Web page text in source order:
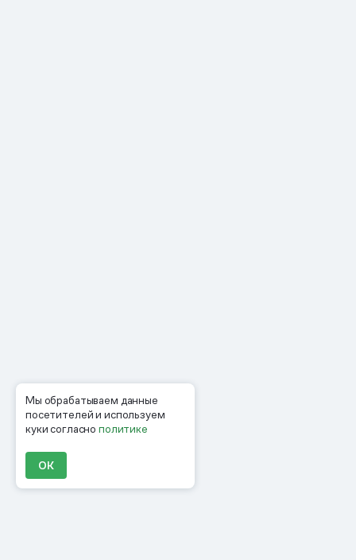
Мы обрабатываем данные
посетителей и используем
куки согласнополитике
ОК